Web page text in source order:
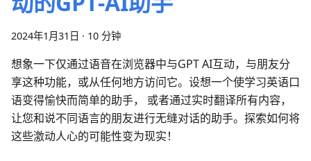
2024年1月31日 · 10 分钟
想象一下仅通过语音在浏览器中与GPT AI互动，与朋友分
享这种功能，或从任何地方访问它。设想一个使学习英语口
语变得愉快而简单的助手， 或者通过实时翻译所有内容，
让您和说不同语言的朋友进行无缝对话的助手。探索如何将
这些激动人心的可能性变为现实！